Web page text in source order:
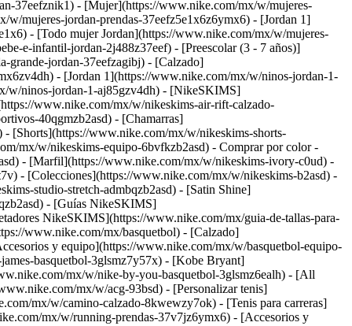
37eefznik1) - [Mujer](https://www.nike.com/mx/w/mujeres-
mujeres-jordan-prendas-37eefz5e1x6z6ymx6) - [Jordan 1]
- [Todo mujer Jordan](https://www.nike.com/mx/w/mujeres-
e-infantil-jordan-2j488z37eef) - [Preescolar (3 - 7 años)]
grande-jordan-37eefzagibj) - [Calzado]
- [Jordan 1](https://www.nike.com/mx/w/ninos-jordan-1-
w/ninos-jordan-1-aj85gzv4dh) - [NikeSKIMS]
www.nike.com/mx/w/nikeskims-air-rift-calzado-
40qgmzb2asd) - [Chamarras]
[Shorts](https://www.nike.com/mx/w/nikeskims-shorts-
mx/w/nikeskims-equipo-6bvfkzb2asd) - Comprar por color -
- [Marfil](https://www.nike.com/mx/w/nikeskims-ivory-c0ud) -
- [Colecciones](https://www.nike.com/mx/w/nikeskims-b2asd) -
studio-stretch-admbqzb2asd) - [Satin Shine]
- [Guías NikeSKIMS]
NikeSKIMS](https://www.nike.com/mx/guia-de-tallas-para-
www.nike.com/mx/basquetbol) - [Calzado]
y equipo](https://www.nike.com/mx/w/basquetbol-equipo-
basquetbol-3glsmz7y57x) - [Kobe Bryant]
mx/w/nike-by-you-basquetbol-3glsmz6ealh) - [All
mx/w/acg-93bsd) - [Personalizar tenis]
mx/w/camino-calzado-8kwewzy7ok) - [Tenis para carreras]
mx/w/running-prendas-37v7jz6ymx6) - [Accesorios y